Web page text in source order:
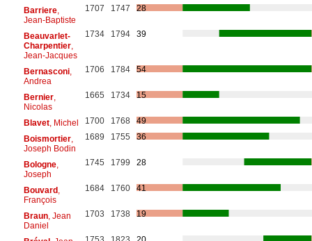
Barriere,
Jean-Baptiste
1707 1747 28
Beauvarlet-
Charpentier,
Jean-Jacques
1734 1794 39
Bernasconi,
Andrea
1706 1784 54
Bernier,
Nicolas
1665 1734 15
Blavet, Michel 1700 1768
49
Boismortier,
Joseph Bodin
1689 1755 36
Bologne,
Joseph
1745 1799 28
Bouvard,
François
1684 1760 41
Braun, Jean
Daniel
1703 1738 19